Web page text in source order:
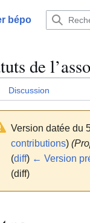
bépo
de
Discussion
Version datée du
contributions)
(diff) ← Version
(diff)